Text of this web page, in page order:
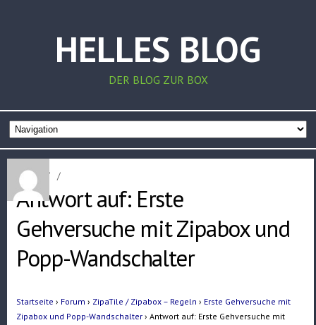
HELLES BLOG
DER BLOG ZUR BOX
Home / /
Antwort auf: Erste
Gehversuche mit Zipabox und
Popp-Wandschalter
Startseite › Forum › ZipaTile / Zipabox – Regeln › Erste Gehversuche mit
Zipabox und Popp-Wandschalter › Antwort auf: Erste Gehversuche mit